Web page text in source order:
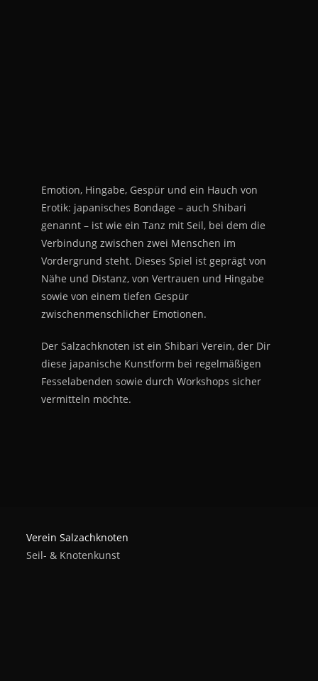
Emotion, Hingabe, Gespür und ein Hauch von
Erotik: japanisches Bondage – auch Shibari
genannt – ist wie ein Tanz mit Seil, bei dem die
Verbindung zwischen zwei Menschen im
Vordergrund steht. Dieses Spiel ist geprägt von
Nähe und Distanz, von Vertrauen und Hingabe
sowie von einem tiefen Gespür
zwischenmenschlicher Emotionen.
Der Salzachknoten ist ein Shibari Verein, der Dir
diese japanische Kunstform bei regelmäßigen
Fesselabenden sowie durch Workshops sicher
vermitteln möchte.
Verein Salzachknoten
Seil- & Knotenkunst